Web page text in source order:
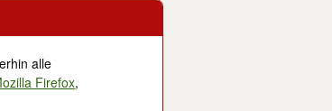
alle
Firefox,